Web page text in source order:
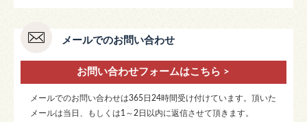
メールでのお問い合わせ
お問い合わせフォームはこちら >
メールでのお問い合わせは365日24時間受け付けています。頂いた
メールは当日、もしくは1～2日以内に返信させて頂きます。